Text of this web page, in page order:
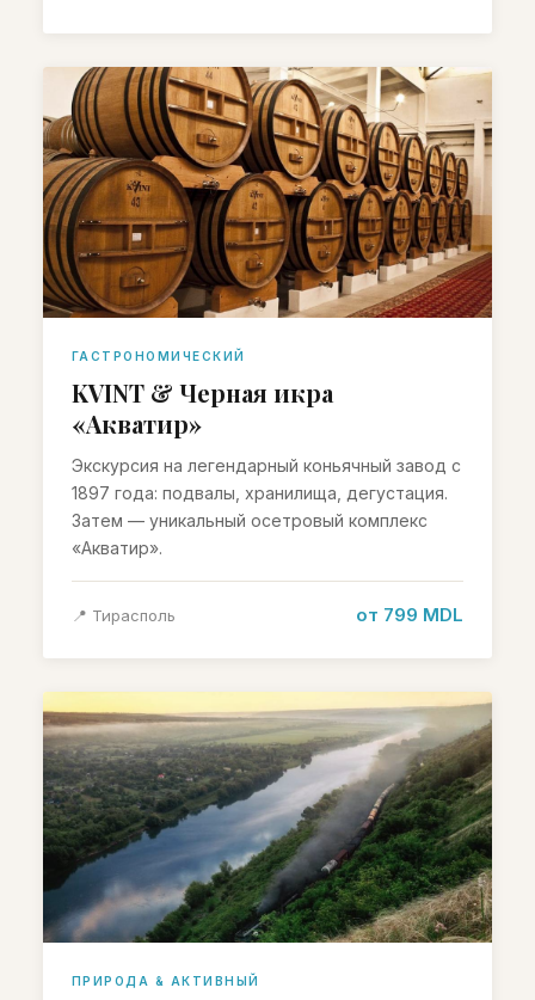
ГАСТРОНОМИЧЕСКИЙ
KVINT & Черная икра
«Акватир»
Экскурсия на легендарный коньячный завод с
1897 года: подвалы, хранилища, дегустация.
Затем — уникальный осетровый комплекс
«Акватир».
📍 Тирасполь от 799 MDL
ПРИРОДА & АКТИВНЫЙ